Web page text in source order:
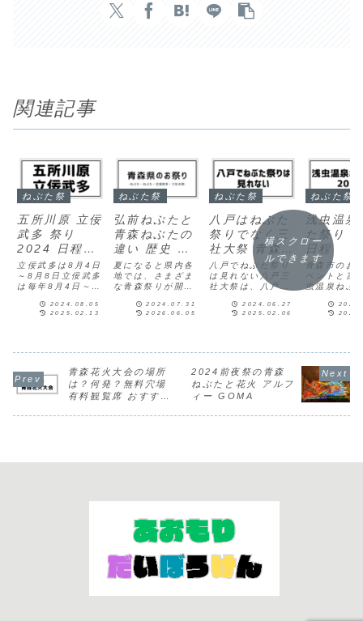
関連記事
ねぶた祭
五所川原 立佞
武多 祭り
2024 日程と
駐車場・臨時
駐車場
立佞武多は8月4日
～8月8日立佞武多
は毎年8月4日～8
8月3日は花火大会
のみで運行はあり
～8月8日の臨時駐
車場立佞武多臨時
駐車場500台
16:00～2...
2024.08.05
2025.02.13
ねぶた祭
弘前ねぷたと
青森ねぶたの
違い 歴史 種
類 大きさ
夏になると県内各
地では、さまざま
な青森祭りが開催
ねぶた祭りや弘前
ねぷたまつり、五
お祭りによって歴
史や特色が違うの
で、すべてを見て
回り、青森祭りを
2024.07.31
2026.06.05
ねぶた祭
八戸はねぶた
祭りでなく三
社大祭 青森の
祭の違い
八戸でねぶた祭り
は見れない八戸三
社大祭は、八戸地
模なお祭りです
が、ねぶた祭りと
歴史と伝統を誇る
八戸地方最大のお
祭りです。主な特
徴は、人形がせり
2024.06.27
2025.02.06
ねぶた祭
浅虫温泉
た祭り
日程
青森市のお
ベントと言
虫温泉ねぶ
20242024
7/13(土
ホテル秋田
ート浅虫ね
2台の山車
人、囃子方
横スクロー
ルできます
青森花火大会の場所
は？何発？無料穴場
有料観覧席 おすすめ
2024前夜祭の青森
ねぶたと花火 アルフ
ィー GOMA